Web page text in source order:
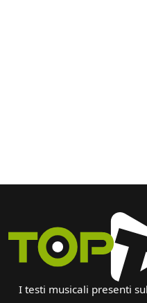
I testi musicali presenti